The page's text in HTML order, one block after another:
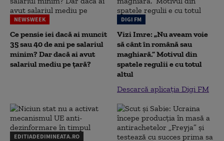
NEWSWEEK
Ce pensie iei dacă ai muncit
35 sau 40 de ani pe salariul
minim? Dar dacă ai avut
salariul mediu pe țară?
DIGI FM
Vizi Imre: „Nu aveam voie
să cânt în română sau
maghiară.” Motivul din
spatele regulii e cu totul
altul
Descarcă aplicația Digi FM
EDITIADEDIMINEATA.RO